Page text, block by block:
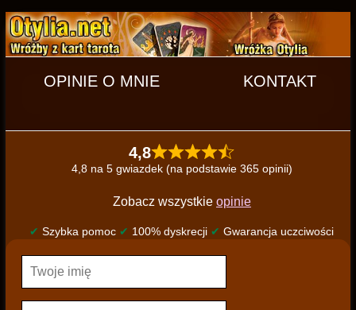
OPINIE O MNIE KONTAKT
4,8
4,8 na 5 gwiazdek (na podstawie 365 opinii)
Zobacz wszystkie opinie
✔ Szybka pomoc ✔ 100% dyskrecji ✔ Gwarancja uczciwości